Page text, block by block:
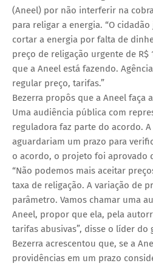
(Aneel) por não interferir na
para religar a energia. “O
cortar a energia por falta de
preço de religação urgente de R$
que a Aneel está fazendo.
regular preço, tarifas.”
Bezerra propôs que a Aneel faça
Uma audiência pública com
reguladora faz parte do acordo.
aguardariam um prazo para
o acordo, o projeto foi aprovado
“Não podemos mais aceitar
taxa de religação. A variação de
parâmetro. Vamos chamar uma
Aneel, propor que ela, pela
tarifas abusivas”, disse o líder do
Bezerra acrescentou que, se a
providências em um prazo